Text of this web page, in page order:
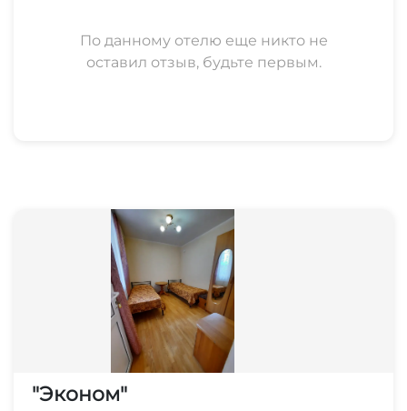
По данному отелю еще никто не
оставил отзыв, будьте первым.
"Эконом"